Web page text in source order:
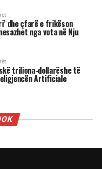
të jem që dyert e
se bëhem
në Shtëpinë e
i George Soros
shumë shumë
përgjigjen që dua t’i
keni kaluar